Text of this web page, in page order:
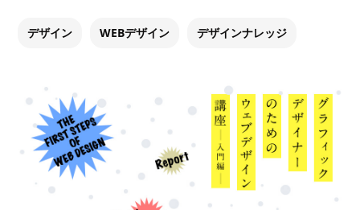
デザイン WEBデザイン デザインナレッジ